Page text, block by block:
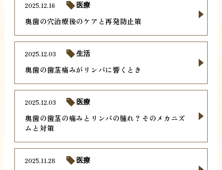
奥歯の穴治療後のケアと再発防止策
2025.12.16 医療
奥歯の歯茎痛みがリンパに響くとき
2025.12.03 生活
奥歯の歯茎の痛みとリンパの腫れ？そのメカニズ
ムと対策
2025.12.03 医療
2025.11.28 医療